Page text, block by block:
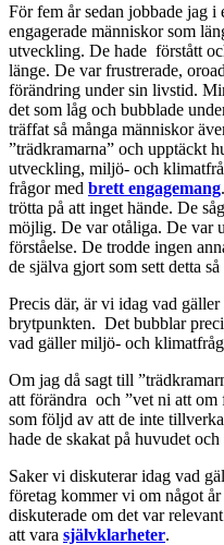
För fem år sedan jobbade jag i
engagerade människor som
utveckling. De hade förstått
länge. De var frustrerade,
förändring under sin livstid.
det som låg och bubblade
träffat så många människor
”trädkramarna” och upptäckt
utveckling, miljö- och
frågor med brett engagemang
trötta på att inget hände. De
möjlig. De var otåliga. De var
förståelse. De trodde ingen
de själva gjort som sett detta så
Precis där, är vi idag vad
brytpunkten. Det bubblar
vad gäller miljö- och
Om jag då sagt till
att förändra och ”vet ni att om
som följd av att de inte
hade de skakat på huvudet
Saker vi diskuterar idag vad
företag kommer vi om något
diskuterade om det var
att vara självklarheter.